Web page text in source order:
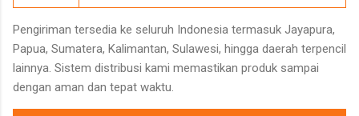
Pengiriman tersedia ke seluruh Indonesia termasuk Jayapura,
Papua, Sumatera, Kalimantan, Sulawesi, hingga daerah terpencil
lainnya. Sistem distribusi kami memastikan produk sampai
dengan aman dan tepat waktu.